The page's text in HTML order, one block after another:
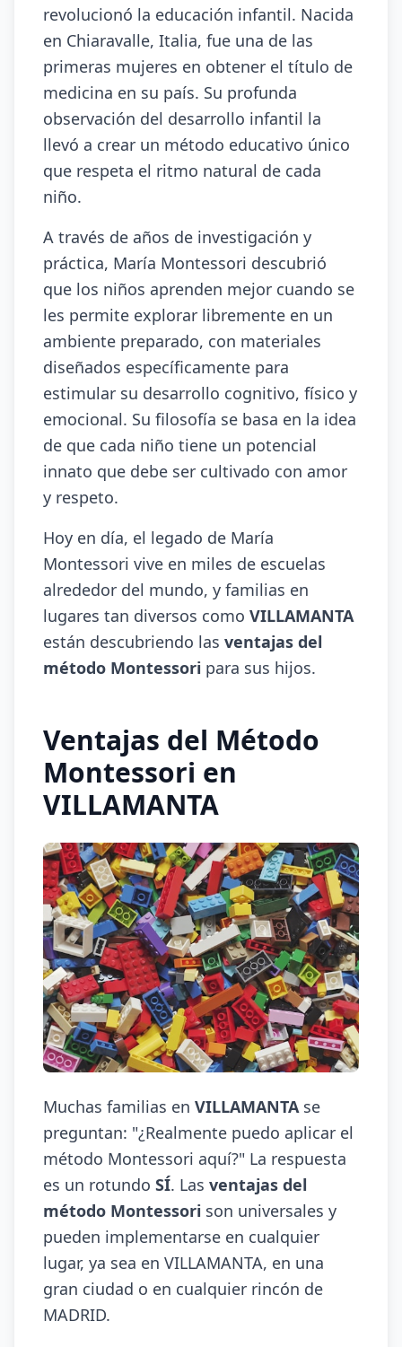
revolucionó la educación infantil. Nacida
en Chiaravalle, Italia, fue una de las
primeras mujeres en obtener el título de
medicina en su país. Su profunda
observación del desarrollo infantil la
llevó a crear un método educativo único
que respeta el ritmo natural de cada
niño.
A través de años de investigación y
práctica, María Montessori descubrió
que los niños aprenden mejor cuando se
les permite explorar libremente en un
ambiente preparado, con materiales
diseñados específicamente para
estimular su desarrollo cognitivo, físico y
emocional. Su filosofía se basa en la idea
de que cada niño tiene un potencial
innato que debe ser cultivado con amor
y respeto.
Hoy en día, el legado de María
Montessori vive en miles de escuelas
alrededor del mundo, y familias en
lugares tan diversos como VILLAMANTA
están descubriendo las ventajas del
método Montessori para sus hijos.
Ventajas del Método
Montessori en
VILLAMANTA
Muchas familias en VILLAMANTAse
preguntan: "¿Realmente puedo aplicar el
método Montessori aquí?" La respuesta
es un rotundo SÍ. Las ventajas del
método Montessori son universales y
pueden implementarse en cualquier
lugar, ya sea en VILLAMANTA, en una
gran ciudad o en cualquier rincón de
MADRID.